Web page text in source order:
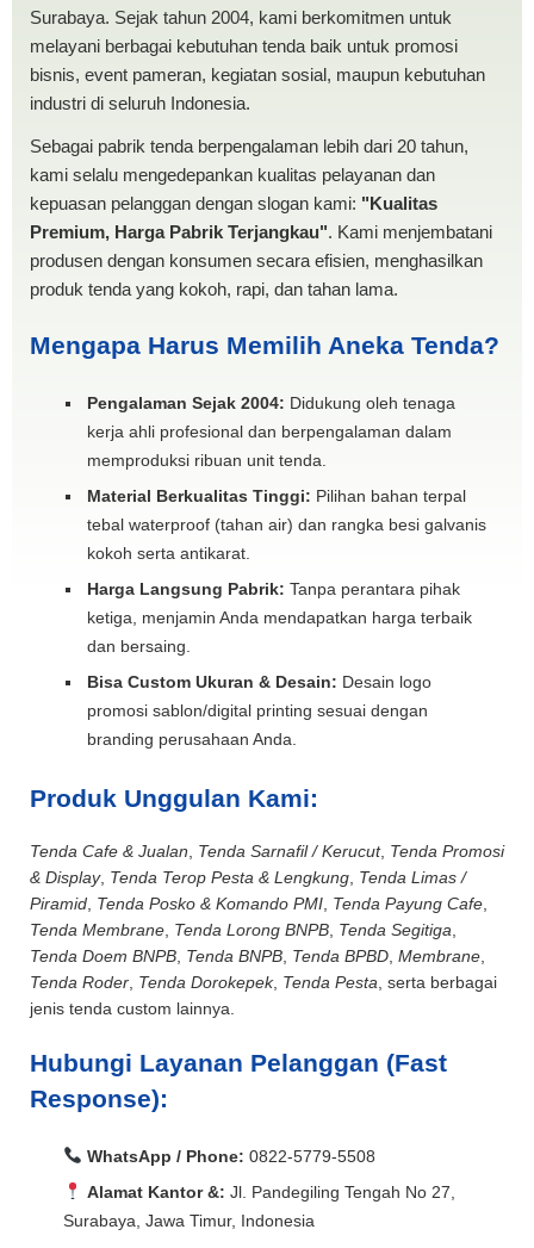
Surabaya. Sejak tahun 2004, kami berkomitmen untuk
melayani berbagai kebutuhan tenda baik untuk promosi
bisnis, event pameran, kegiatan sosial, maupun kebutuhan
industri di seluruh Indonesia.
Sebagai pabrik tenda berpengalaman lebih dari 20 tahun,
kami selalu mengedepankan kualitas pelayanan dan
kepuasan pelanggan dengan slogan kami: "Kualitas
Premium, Harga Pabrik Terjangkau". Kami menjembatani
produsen dengan konsumen secara efisien, menghasilkan
produk tenda yang kokoh, rapi, dan tahan lama.
Mengapa Harus Memilih Aneka Tenda?
Pengalaman Sejak 2004: Didukung oleh tenaga
kerja ahli profesional dan berpengalaman dalam
memproduksi ribuan unit tenda.
Material Berkualitas Tinggi: Pilihan bahan terpal
tebal waterproof (tahan air) dan rangka besi galvanis
kokoh serta antikarat.
Harga Langsung Pabrik: Tanpa perantara pihak
ketiga, menjamin Anda mendapatkan harga terbaik
dan bersaing.
Bisa Custom Ukuran & Desain: Desain logo
promosi sablon/digital printing sesuai dengan
branding perusahaan Anda.
Produk Unggulan Kami:
Tenda Cafe & Jualan Tenda Sarnafil / Kerucut, Tenda Promosi
& Display, Tenda Terop Pesta & Lengkung Tenda Limas /
Piramid Tenda Posko & Komando PMI Tenda Payung Cafe
Tenda Membrane Tenda Lorong BNPB Tenda Segitiga
Tenda Doem BNPB Tenda BNPB Tenda BPBD Membrane
Tenda Roder Tenda Dorokepek, Tenda Pesta , serta berbagai
jenis tenda custom lainnya.
Hubungi Layanan Pelanggan (Fast
Response):
WhatsApp / Phone: 0822-5779-5508
Alamat Kantor &: Jl. Pandegiling Tengah No 27,
Surabaya, Jawa Timur, Indonesia